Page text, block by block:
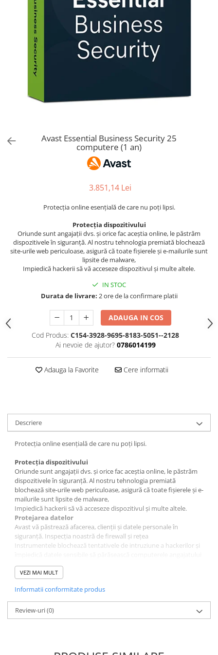
AVAST Driver Updater
AVAST SecureLine VPN
AVAST AntiTrack Premium
Avast Essential Business Security 25
computere (1 an)
3.851,14 Lei
Protecția online esențială de care nu poți lipsi.
Protecția dispozitivului
Oriunde sunt angajații dvs. și orice fac aceștia online, le păstrăm
dispozitivele în siguranță. Al nostru tehnologia premiată blochează
site-urile web periculoase, asigură că toate fișierele și e-mailurile sunt
lipsite de malware,
Impiedică hackerii să vă acceseze dispozitivul și multe altele.
IN STOC
Durata de livrare: 2 ore de la confirmare platii
ADAUGA IN COS
Cod Produs: C154-3928-9695-8183-5051--2128
Ai nevoie de ajutor? 0786014199
Adauga la Favorite Cere informatii
Descriere
Protecția online esențială de care nu poți lipsi.
Protecția dispozitivului
Oriunde sunt angajații dvs. și orice fac aceștia online, le păstrăm
dispozitivele în siguranță. Al nostru tehnologia premiată
blochează site-urile web periculoase, asigură că toate fișierele și e-
mailurile sunt lipsite de malware,
Impiedică hackerii să vă acceseze dispozitivul și multe altele.
Protejarea datelor
Avast vă păstrează afacerea, clienții și datele personale în
siguranță. Inspecția noastră de firewall și rețea
Instrumentele blochează tentativele de intruziune a hackerilor și
dvs.
Caracteristici
File Shield
Scanează programele și fișierele salvate pe computer pentru
amenințări rău intenționate în timp real înainte de a permite
deschiderea, rularea, modificarea sau salvarea acestora. Dacă
VEZI MAI MULT
Informatii conformitate produs
Review-uri(0)